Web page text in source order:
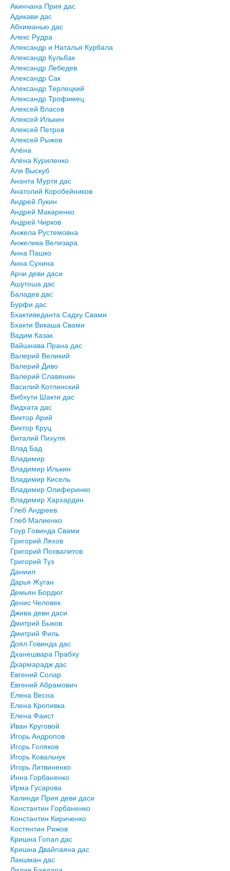
Акинчана Прия дас
Адикави дас
Абхиманью дас
Алекс Рудра
Александр и Наталья Курбала
Александр Кульбак
Александр Лебедев
Александр Сак
Александр Терлецкий
Александр Трофимец
Алексей Власов
Алексей Илькин
Алексей Петров
Алексей Рыжов
Алёна
Алёна Куриленко
Аля Выскуб
Ананта Мурти дас
Анатолий Коробейников
Андрей Лукин
Андрей Макаренко
Андрей Чирков
Анжела Рустемовна
Анжелика Велизара
Анна Пашко
Анна Сухина
Арчи деви даси
Ашутоша дас
Баладев дас
Бурфи дас
Бхактиведанта Садху Свами
Бхакти Викаша Свами
Вадим Казак
Вайшнава Прана дас
Валерий Великий
Валерий Диво
Валерий Славянин
Василий Котлинский
Вибхути Шакти дас
Видхата дас
Виктор Арий
Виктор Круц
Виталий Пихуля
Влад Бад
Владимир
Владимир Илькин
Владимир Кисель
Владимир Олиферинко
Владимир Хархардин
Глеб Андреев
Глеб Малиенко
Гоур Говинда Свами
Григорий Ляхов
Григорий Похвалитов
Григорий Туз
Даниил
Дарья Жуган
Демьян Бордюг
Денис Человек
Джива деви даси
Дмитрий Быков
Дмитрий Филь
Доял Говинда дас
Дханешвара Прабху
Дхармарадж дас
Евгений Солар
Евгений Абрамович
Елена Весна
Елена Кропивка
Елена Фаист
Иван Круговой
Игорь Андропов
Игорь Голяков
Игорь Ковальчук
Игорь Литвиненко
Инна Горбаненко
Ирма Гусарова
Калинди Прия деви даси
Константин Горбаненко
Константин Кириченко
Костянтин Рижов
Кришна Гопал дас
Кришна Двайпаяна дас
Лакшман дас